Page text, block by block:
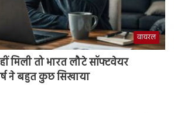
वायरल
मिली तो भारत लौटे सॉफ्टवेयर
ने बहुत कुछ सिखाया